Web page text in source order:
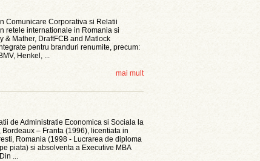
Comunicare Corporativa si Relatii
retele internationale in Romania si
& Mather, DraftFCB and Matlock
pentru branduri renumite, precum:
Henkel, ...
mai mult
de Administratie Economica si Sociala la
– Franta (1996), licentiata in
Romania (1998 - Lucrarea de diploma
piata) si absolventa a Executive MBA
...